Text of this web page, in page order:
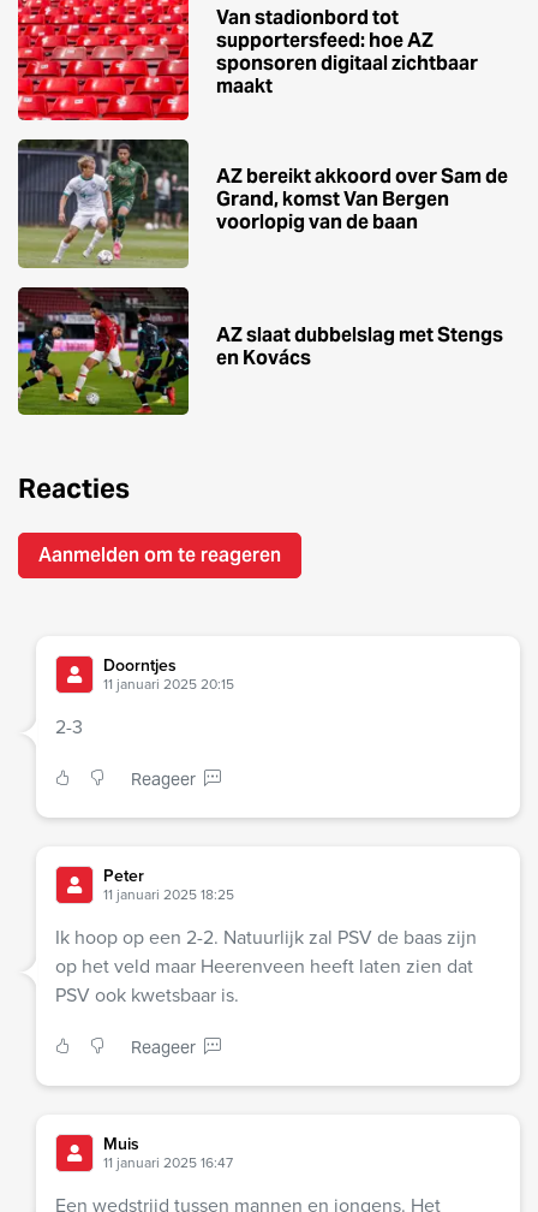
Van stadionbord tot
supportersfeed: hoe AZ
sponsoren digitaal zichtbaar
maakt
AZ bereikt akkoord over Sam de
Grand, komst Van Bergen
voorlopig van de baan
AZ slaat dubbelslag met Stengs
en Kovács
Reacties
Aanmelden om te reageren
Doorntjes
11 januari 2025 20:15
2-3
Reageer
Peter
11 januari 2025 18:25
Ik hoop op een 2-2. Natuurlijk zal PSV de baas zijn
op het veld maar Heerenveen heeft laten zien dat
PSV ook kwetsbaar is.
Reageer
Muis
11 januari 2025 16:47
Een wedstrijd tussen mannen en jongens. Het